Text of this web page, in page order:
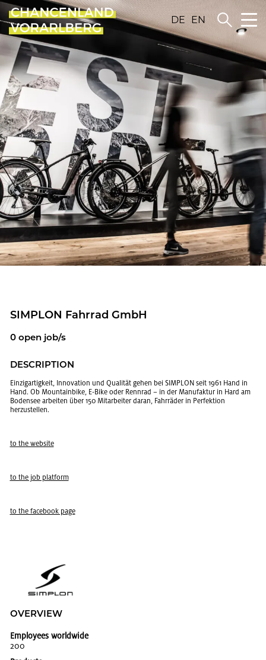
DE EN
SIM­PLON Fahrrad GmbH
0 open job/s
DE­SCRIP­TION
Einzi­gar­tigkeit, In­no­va­tion und Qualität gehen bei SIM­PLON seit 1961 Hand in
Hand. Ob Moun­tain­bike, E-Bike oder Ren­nrad – in der Man­u­fak­tur in Hard am
Bo­densee ar­beiten über 150 Mi­tar­beiter daran, Fahrräder in Per­fek­tion
herzustellen.
to the web­site
to the job plat­form
to the face­book page
OVERVIEW
Employees worldwide
200